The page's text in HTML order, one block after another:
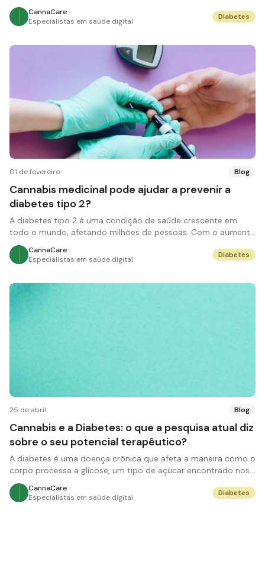
o THCV não causa efeitos psicoat
CannaCare
Especialistas em saúde digital
Diabetes
01 de fevereiro Blog
Cannabis medicinal pode ajudar a prevenir a
diabetes tipo 2?
A diabetes tipo 2 é uma condição de saúde crescente em
todo o mundo, afetando milhões de pessoas. Com o aumento
da pesquisa e do interesse em alternat
CannaCare
Especialistas em saúde digital
Diabetes
25 de abril Blog
Cannabis e a Diabetes: o que a pesquisa atual diz
sobre o seu potencial terapêutico?
A diabetes é uma doença crônica que afeta a maneira como o
corpo processa a glicose, um tipo de açúcar encontrado nos
alimentos. Existem dois tipos pr
CannaCare
Especialistas em saúde digital
Diabetes